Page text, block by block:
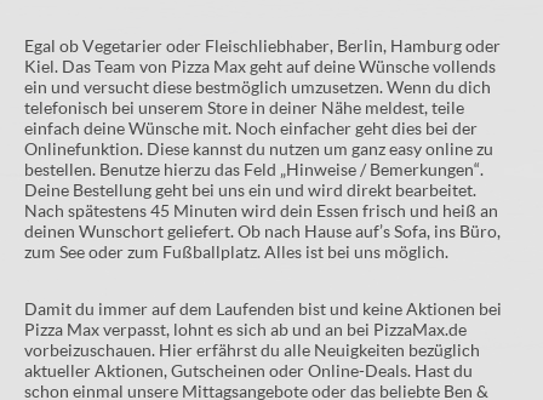
Egal ob Vegetarier oder Fleischliebhaber, Berlin, Hamburg oder
Kiel. Das Team von Pizza Max geht auf deine Wünsche vollends
ein und versucht diese bestmöglich umzusetzen. Wenn du dich
telefonisch bei unserem Store in deiner Nähe meldest, teile
einfach deine Wünsche mit. Noch einfacher geht dies bei der
Onlinefunktion. Diese kannst du nutzen um ganz easy online zu
bestellen. Benutze hierzu das Feld „Hinweise / Bemerkungen“.
Deine Bestellung geht bei uns ein und wird direkt bearbeitet.
Nach spätestens 45 Minuten wird dein Essen frisch und heiß an
deinen Wunschort geliefert. Ob nach Hause auf’s Sofa, ins Büro,
zum See oder zum Fußballplatz. Alles ist bei uns möglich.
Damit du immer auf dem Laufenden bist und keine Aktionen bei
Pizza Max verpasst, lohnt es sich ab und an bei PizzaMax.de
vorbeizuschauen. Hier erfährst du alle Neuigkeiten bezüglich
aktueller Aktionen, Gutscheinen oder Online-Deals. Hast du
schon einmal unsere Mittagsangebote oder das beliebte Ben &